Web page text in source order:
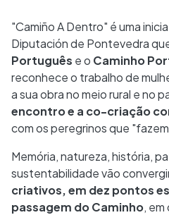
"Camiño A Dentro" é uma
Diputación de Pontevedra
Português e o Caminho
reconhece o trabalho de
a sua obra no meio rural e no
encontro e a co-criação
com os peregrinos que
Memória, natureza, história,
sustentabilidade vão
criativos, em dez pontos
passagem do Caminho,